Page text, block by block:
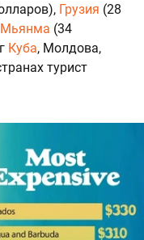
Грузия (28
Мьянма (34
Куба, Молдова,
турист